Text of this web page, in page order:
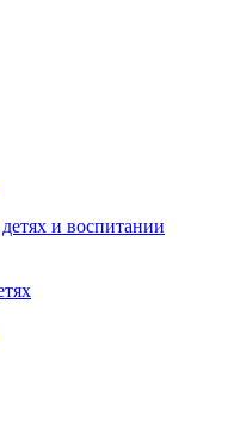
и воспитании